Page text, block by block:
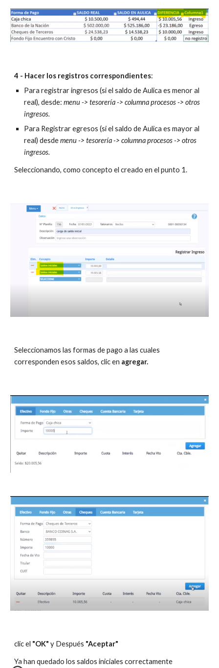
4 - Hacer los registros correspondientes:
Para registrar ingresos (si el saldo de Aulica es menor al
real), desde: menu -> tesorería -> columna procesos -> otros
ingresos.
Para Registrar egresos (si el saldo de Aulica es mayor al
real) desde menu -> tesorería -> columna procesos -> otros
ingresos.
Seleccionando, como concepto el creado en el punto 1.
Seleccionamos las formas de pago a las cuales
corresponden esos saldos, clic en agregar.
clic el "OK" y Después "Aceptar"
Ya han quedado los saldos iniciales correctamente